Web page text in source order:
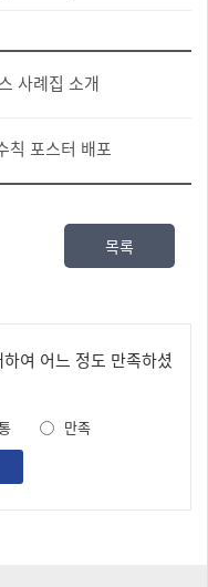
사례집 소개
칙 포스터 배포
목록
여 어느 정도 만족하셨
만족